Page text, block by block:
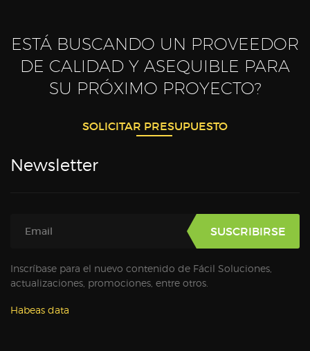
ESTÁ BUSCANDO UN PROVEEDOR
DE CALIDAD Y ASEQUIBLE PARA
SU PRÓXIMO PROYECTO?
SOLICITAR PRESUPUESTO
Newsletter
Inscríbase para el nuevo contenido de Fácil Soluciones,
actualizaciones, promociones, entre otros.
Habeas data